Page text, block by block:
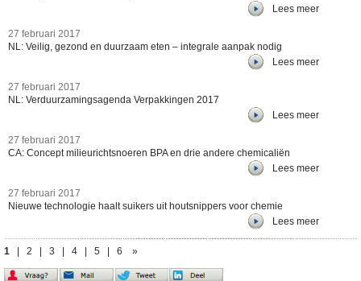
Lees meer
27 februari 2017
NL: Veilig, gezond en duurzaam eten – integrale aanpak nodig
Lees meer
27 februari 2017
NL: Verduurzamingsagenda Verpakkingen 2017
Lees meer
27 februari 2017
CA: Concept milieurichtsnoeren BPA en drie andere chemicaliën
Lees meer
27 februari 2017
Nieuwe technologie haalt suikers uit houtsnippers voor chemie
Lees meer
1 2 3 4 5 6 »